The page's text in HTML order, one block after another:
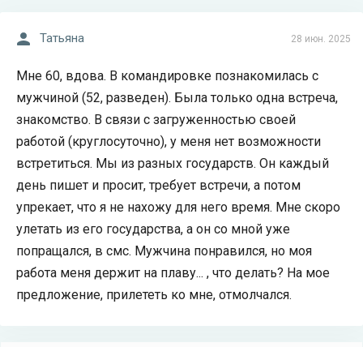
28 июн. 2025
Татьяна
Мне 60, вдова. В командировке познакомилась с
мужчиной (52, разведен). Была только одна встреча,
знакомство. В связи с загруженностью своей
работой (круглосуточно), у меня нет возможности
встретиться. Мы из разных государств. Он каждый
день пишет и просит, требует встречи, а потом
упрекает, что я не нахожу для него время. Мне скоро
улетать из его государства, а он со мной уже
попращался, в смс. Мужчина понравился, но моя
работа меня держит на плаву... , что делать? На мое
предложение, прилететь ко мне, отмолчался.